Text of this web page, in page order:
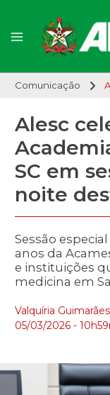
Comunicação
Alesc
SC em
noite
Sessão
anos da
e instituições
medicina em
Valquíria Guimarães
05/03/2026 -